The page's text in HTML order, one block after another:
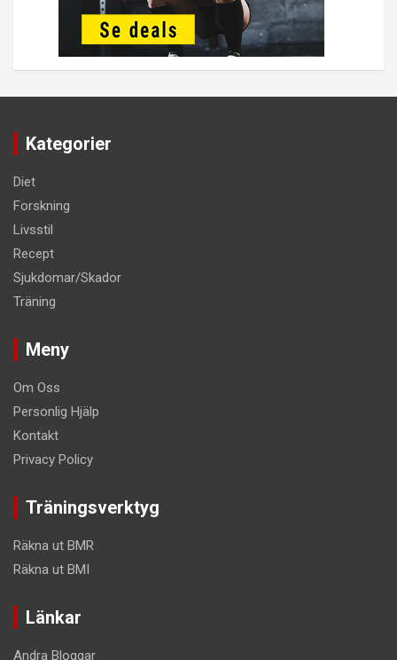
Kategorier
Diet
Forskning
Livsstil
Recept
Sjukdomar/Skador
Träning
Meny
Om Oss
Personlig Hjälp
Kontakt
Privacy Policy
Träningsverktyg
Räkna ut BMR
Räkna ut BMI
Länkar
Andra Bloggar